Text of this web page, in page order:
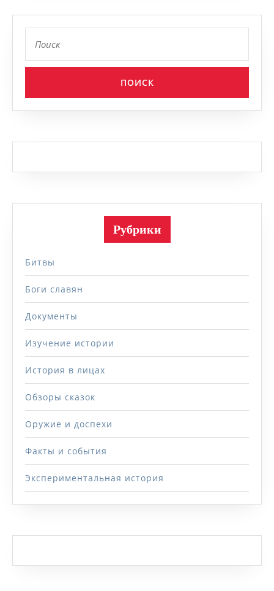
Рубрики
Битвы
Боги славян
Документы
Изучение истории
История в лицах
Обзоры сказок
Оружие и доспехи
Факты и события
Экспериментальная история